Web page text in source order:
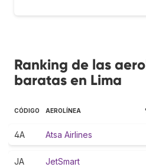
Ranking de las
baratas en Lima
CÓDIGO AEROLÍNEA
4A Atsa Airlines
JA JetSmart